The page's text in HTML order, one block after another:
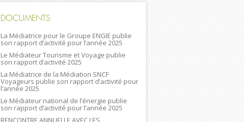
DOCUMENTS
La Médiatrice pour le Groupe ENGIE publie
son rapport d’activité pour l’année 2025
Le Médiateur Tourisme et Voyage publie
son rapport d’activité 2025
La Médiatrice de la Médiation SNCF
Voyageurs publie son rapport d’activité pour
l’année 2025
Le Médiateur national de l’énergie publie
son rapport d’activité pour l’année 2025
RENCONTRE ANNUELLE AVEC LES